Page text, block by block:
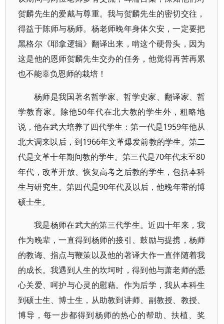
贺麟先生的爱戴与尊重。我与贺麟先生的密切交往，
得益于陈师与杨师。杨老师晚年身体欠安，一定要把
黑格尔《耶拿逻辑》翻译出来，啃这个硬骨头，因为
这是他的恩师贺麟先生交办的任务，他觉得再苦再累
也不能辜负恩师的栽培！
杨师是我国著名哲学家、哲学史家、翻译家、哲
学教育家。除他50年代在北大教的学生外，粗略地
说，他在武大培养了四代学生：第一代是1959年他从
北大调来以后，到1966年文革爆发前教的学生。第二
代是文革十年期间教的学生。第三代是70年代末至80
年代，改革开放、恢复高考之后教的学生，包括本科
生与研究生。第四代是90年代及以后，他晚年带的博
硕士生。
我是杨师在武大的第三代学生。近四十年来，我
作为晚辈，一直得到杨师的接引、鼓励与提携，杨师
的教诲、指点与鞭策以及他的著译大作一直伴随着我
的成长。我遇到人生的坎坷时，得到他与萧老师的悉
心关爱、呵护与心灵的慰藉。作为后学，我从本科生
到硕士生、博士生，从助教到讲师、副教授、教授、
博导，每一步都得到杨师的热心的帮助、扶植、奖